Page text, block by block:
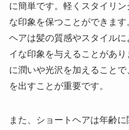
に簡単です。軽くスタイリ
な印象を保つことができま
ヘアは髪の質感やスタイル
イな印象を与えることがあ
に潤いや光沢を加えること
を出すことが重要です。
また、ショートヘアは年齢